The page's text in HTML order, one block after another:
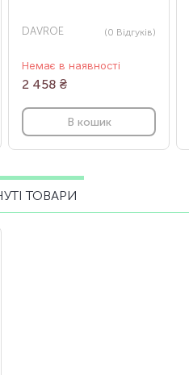
DAVROE (0 Відгуків)
Немає в наявності
2 458 ₴
В кошик
ТОВАРИ